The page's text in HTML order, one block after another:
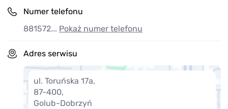
Numer telefonu
881572... Pokaż numer telefonu
Adres serwisu
ul. Toruńska 17a,
87-400,
Golub-Dobrzyń